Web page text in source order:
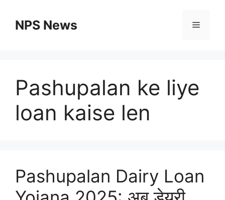
contentNPS News Menu
Pashupalan ke liye
loan kaise len
Pashupalan Dairy Loan